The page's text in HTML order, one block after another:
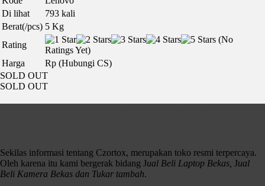
Di lihat
793 kali
Berat(/pcs) 5 Kg
Rating
(No
Ratings Yet)
Harga
Rp (Hubungi CS)
SOLD OUT
SOLD OUT
Sekilas informasi tentang Czortox, merupakan toko resmi terpercaya.
Oleh karena itu kami bergerak bidang Jual Beli Laptop Bekas, Jual
Beli Kamera Bekas dan Tukar tambah.